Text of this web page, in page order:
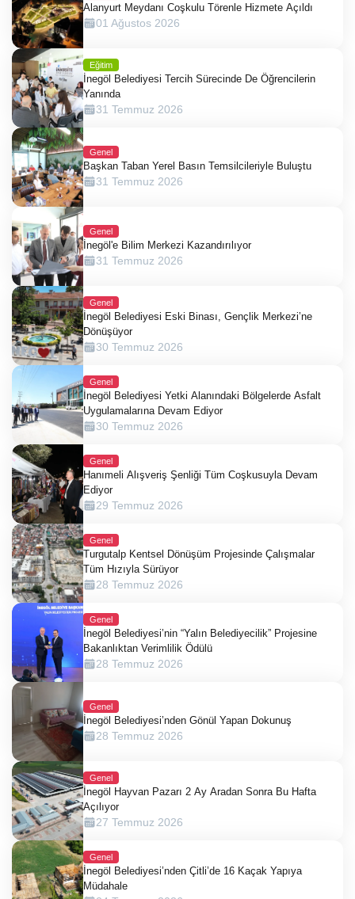
Alanyurt Meydanı Coşkulu Törenle Hizmete Açıldı
01 Ağustos 2026
Eğitim
İnegöl Belediyesi Tercih Sürecinde De Öğrencilerin
Yanında
31 Temmuz 2026
Genel
Başkan Taban Yerel Basın Temsilcileriyle Buluştu
31 Temmuz 2026
Genel
İnegöl'e Bilim Merkezi Kazandırılıyor
31 Temmuz 2026
Genel
İnegöl Belediyesi Eski Binası, Gençlik Merkezi’ne
Dönüşüyor
30 Temmuz 2026
Genel
İnegöl Belediyesi Yetki Alanındaki Bölgelerde Asfalt
Uygulamalarına Devam Ediyor
30 Temmuz 2026
Genel
Hanımeli Alışveriş Şenliği Tüm Coşkusuyla Devam
Ediyor
29 Temmuz 2026
Genel
Turgutalp Kentsel Dönüşüm Projesinde Çalışmalar
Tüm Hızıyla Sürüyor
28 Temmuz 2026
Genel
İnegöl Belediyesi’nin “Yalın Belediyecilik” Projesine
Bakanlıktan Verimlilik Ödülü
28 Temmuz 2026
Genel
İnegöl Belediyesi’nden Gönül Yapan Dokunuş
28 Temmuz 2026
Genel
İnegöl Hayvan Pazarı 2 Ay Aradan Sonra Bu Hafta
Açılıyor
27 Temmuz 2026
Genel
İnegöl Belediyesi’nden Çitli’de 16 Kaçak Yapıya
Müdahale